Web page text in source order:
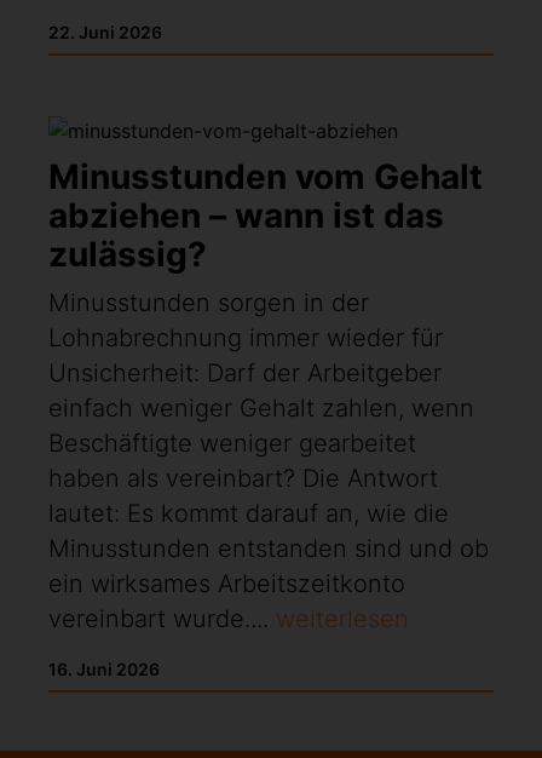
22. Juni 2026
Minusstunden vom Gehalt
abziehen – wann ist das
zulässig?
Minusstunden sorgen in der
Lohnabrechnung immer wieder für
Unsicherheit: Darf der Arbeitgeber
einfach weniger Gehalt zahlen, wenn
Beschäftigte weniger gearbeitet
haben als vereinbart? Die Antwort
lautet: Es kommt darauf an, wie die
Minusstunden entstanden sind und ob
ein wirksames Arbeitszeitkonto
vereinbart wurde.... weiterlesen
16. Juni 2026